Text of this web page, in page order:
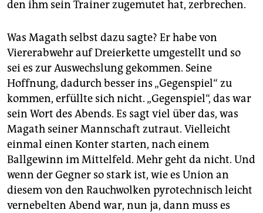
den ihm sein Trainer zugemutet hat, zerbrechen.
Was Magath selbst dazu sagte? Er habe von
Viererabwehr auf Dreierkette umgestellt und so
sei es zur Auswechslung gekommen. Seine
Hoffnung, dadurch besser ins „Gegenspiel“ zu
kommen, erfüllte sich nicht. „Gegenspiel“, das war
sein Wort des Abends. Es sagt viel über das, was
Magath seiner Mannschaft zutraut. Vielleicht
einmal einen Konter starten, nach einem
Ballgewinn im Mittelfeld. Mehr geht da nicht. Und
wenn der Gegner so stark ist, wie es Union an
diesem von den Rauchwolken pyrotechnisch leicht
vernebelten Abend war, nun ja, dann muss es